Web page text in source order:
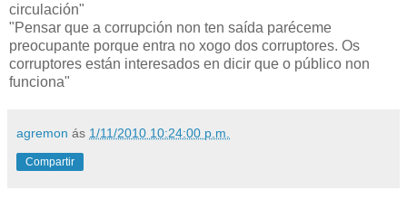
circulación"
"Pensar que a corrupción non ten saída paréceme
preocupante porque entra no xogo dos corruptores. Os
corruptores están interesados en dicir que o público non
funciona"
agremon ás 1/11/2010 10:24:00 p.m.
Compartir